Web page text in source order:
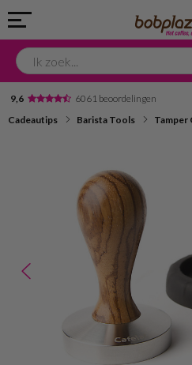
9,6 6061 beoordelingen
Cadeautips Barista Tools Tamper